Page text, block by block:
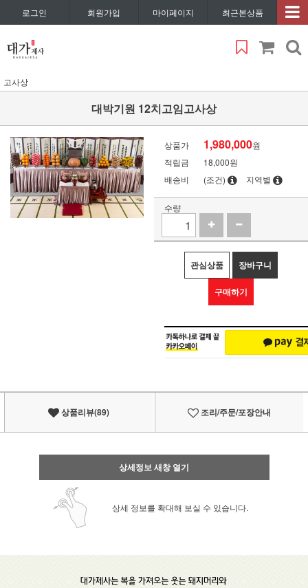
로그인 회원가입 마이페이지 최근본상품
고사상
대박기원 12치고임고사상
상품가 1,980,000원
적립금
18,000원
배송비
(조건) 지역별
수량
관심상품 장바구니
구매하기
상품리뷰(89) 조리/주문/포장안내
상세정보 새창 열기
상세 정보를 확대해 보실 수 있습니다.